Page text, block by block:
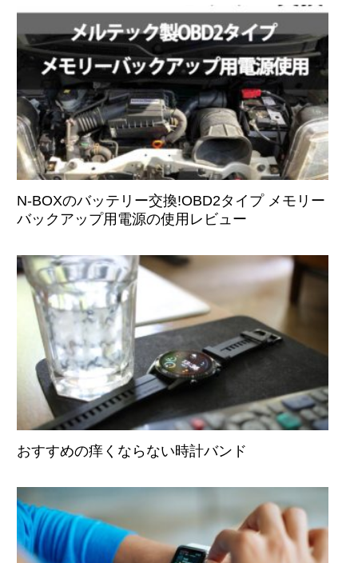
N-BOXのバッテリー交換!OBD2タイプ メモリー
バックアップ用電源の使用レビュー
おすすめの痒くならない時計バンド